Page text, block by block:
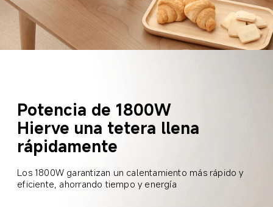
Potencia de 1800W
Hierve una tetera llena
rápidamente
Los 1800W garantizan un calentamiento más rápido y
eficiente, ahorrando tiempo y energía